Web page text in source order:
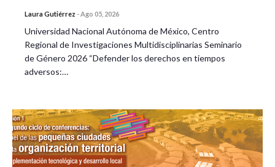
Laura Gutiérrez -Ago 05, 2026
Universidad Nacional Autónoma de México, Centro
Regional de Investigaciones Multidisciplinarias Seminario
de Género 2026 “Defender los derechos en tiempos
adversos:…